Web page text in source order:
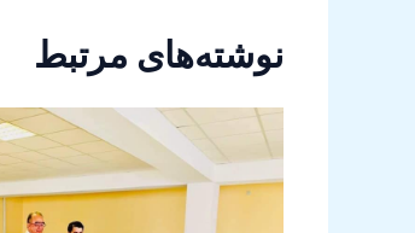
نوشته‌های مرتبط